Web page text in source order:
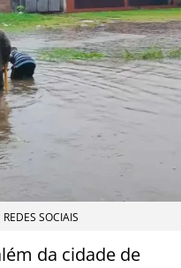
SOCIAIS
da cidade de